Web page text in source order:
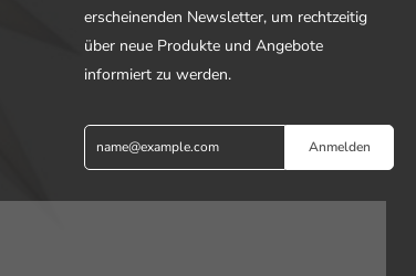
erscheinenden Newsletter, um rechtzeitig
über neue Produkte und Angebote
informiert zu werden.
Anmelden